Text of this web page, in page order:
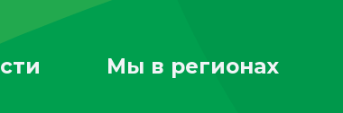
Мы в регионах